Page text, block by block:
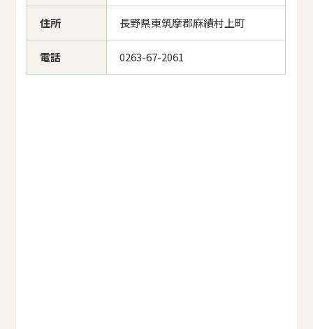
住所 長野県東筑摩郡麻績村上町
電話 0263-67-2061